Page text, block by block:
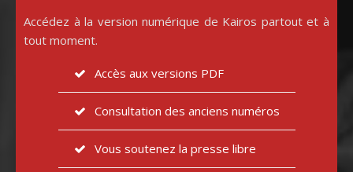
Accédez à la version numérique de Kairos partout et à
tout moment.
Accès aux versions PDF
Consultation des anciens numéros
Vous soutenez la presse libre